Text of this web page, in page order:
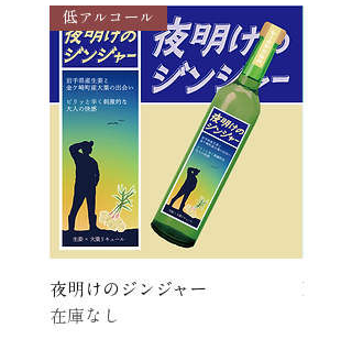
低アルコール
夜明けのジンジャー
在庫なし